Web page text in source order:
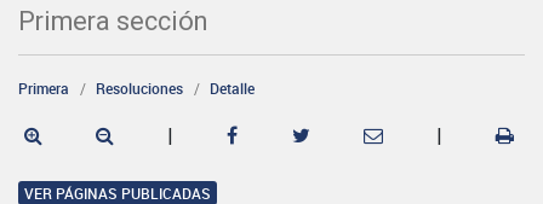
Primera sección
Primera Resoluciones Detalle
| |
VER PÁGINAS PUBLICADAS